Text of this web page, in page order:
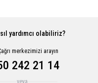
yardımcı olabiliriz?
merkezimizi arayın
242 21 14
veya